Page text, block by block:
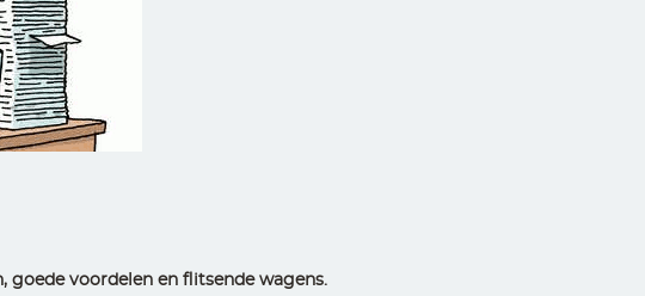
goede voordelen en flitsende wagens.